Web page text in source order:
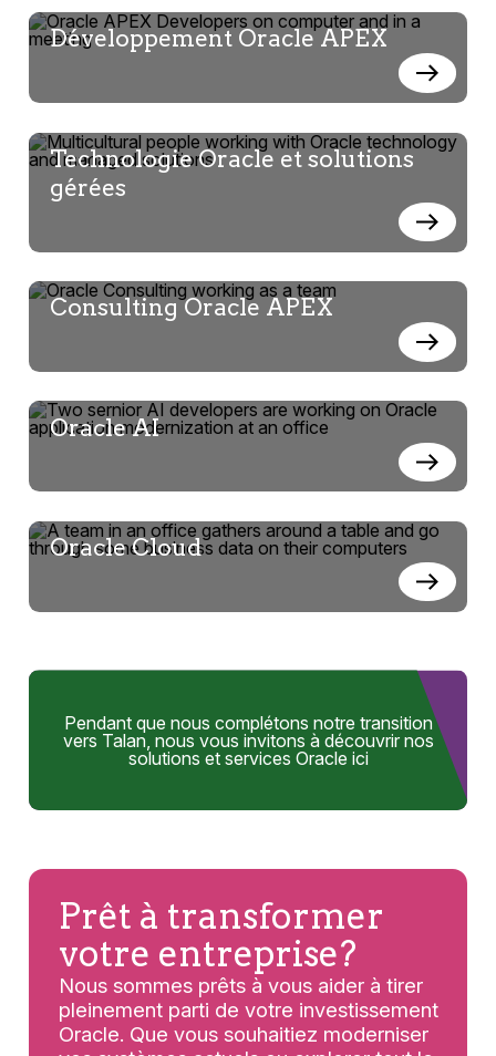
Développement Oracle APEX
Technologie Oracle et solutions
gérées
Consulting Oracle APEX
Oracle AI
Oracle Cloud
Pendant que nous complétons notre transition
vers Talan, nous vous invitons à découvrir nos
solutions et services Oracle ici
Prêt à transformer
votre entreprise?
Nous sommes prêts à vous aider à tirer
pleinement parti de votre investissement
Oracle. Que vous souhaitiez moderniser